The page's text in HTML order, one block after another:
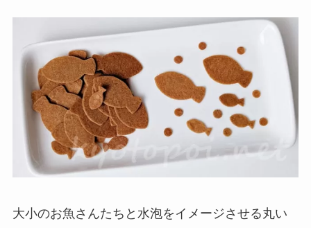
大小のお魚さんたちと水泡をイメージさせる丸い